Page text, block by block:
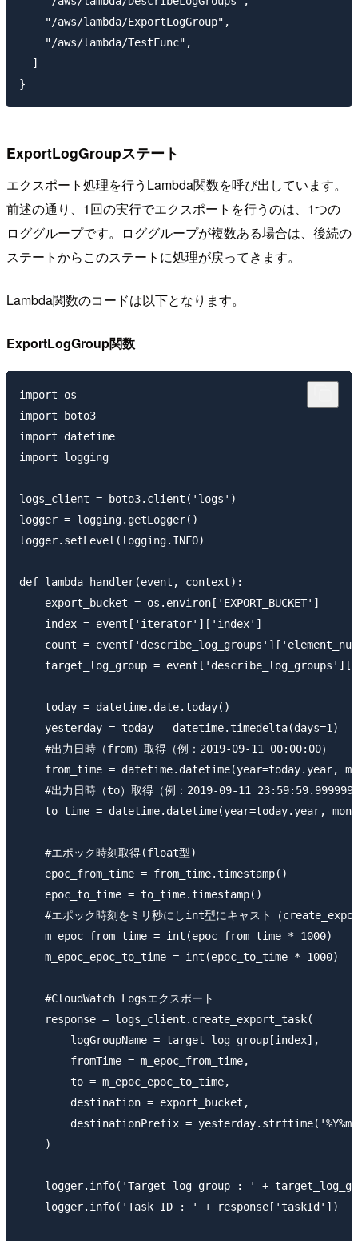
    "/aws/lambda/ExportLogGroup",
    "/aws/lambda/TestFunc",
  ]
ExportLogGroupステート
エクスポート処理を行うLambda関数を呼び出しています。
前述の通り、1回の実行でエクスポートを行うのは、1つの
ロググループです。ロググループが複数ある場合は、後続の
ステートからこのステートに処理が戻ってきます。
Lambda関数のコードは以下となります。
ExportLogGroup関数
import os
import boto3
import datetime
import logging
logs_client = boto3.client('logs')
logger = logging.getLogger()
logger.setLevel(logging.INFO)
def lambda_handler(event, context):
    export_bucket = os.environ['EXPORT_BUCKET']
    index = event['iterator']['index']
count =
target_log_group =
today = datetime.date.today()
yesterday = today - datetime.timedelta(days=1)
    #出力日時（from）取得（例：2019-09-11 00:00:00）
from_time = datetime.datetime(year=today.year,
#出力日時（to）取得（例：2019-09-11 23:59:59.999999
to_time = datetime.datetime(year=today.year,
    #エポック時刻取得(float型)
    epoc_from_time = from_time.timestamp()
    epoc_to_time = to_time.timestamp()
#エポック時刻をミリ秒にしint型にキャスト（
    m_epoc_from_time = int(epoc_from_time * 1000)
    m_epoc_epoc_to_time = int(epoc_to_time * 1000)
    #CloudWatch Logsエクスポート
    response = logs_client.create_export_task(
        logGroupName = target_log_group[index],
        fromTime = m_epoc_from_time,
        to = m_epoc_epoc_to_time,
        destination = export_bucket,
destinationPrefix =
    )
logger.info('Target log group : ' +
    logger.info('Task ID : ' + response['taskId'])